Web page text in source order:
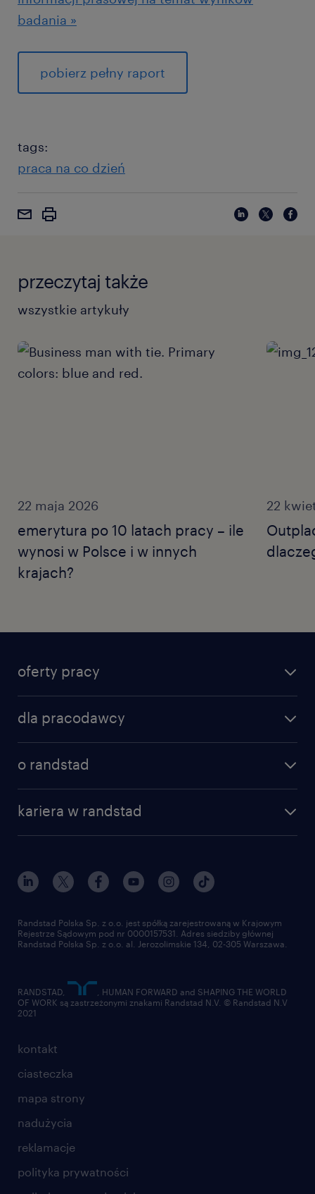
badania »
pobierz pełny raport
tags:
praca na co dzień
przeczytaj także
wszystkie artykuły
22 maja 2026
emerytura po 10 latach pracy – ile
wynosi w Polsce i w innych
krajach?
22
oferty pracy
dla pracodawcy
o randstad
kariera w randstad
kontakt
ciasteczka
mapa strony
nadużycia
reklamacje
polityka prywatności
Randstad Polska Sp. z o.o. jest spółką zarejestrowaną w Krajowym
Rejestrze Sądowym pod nr 0000157531. Adres siedziby głównej
Randstad Polska Sp. z o.o. al. Jerozolimskie 134, 02-305 Warszawa.
RANDSTAD,
, HUMAN FORWARD and SHAPING THE WORLD
OF WORK są zastrzeżonymi znakami Randstad N.V. © Randstad N.V
2021